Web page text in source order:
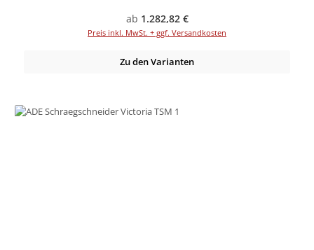
Regulärer Preis:
ab 1.282,82 €
Preis inkl. MwSt. + ggf. Versandkosten
Zu den Varianten